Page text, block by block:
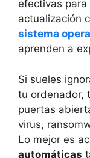
efectivas
actualización
sistema
aprenden a
Si sueles
tu ordenador,
puertas
virus,
Lo mejor es
automáticas